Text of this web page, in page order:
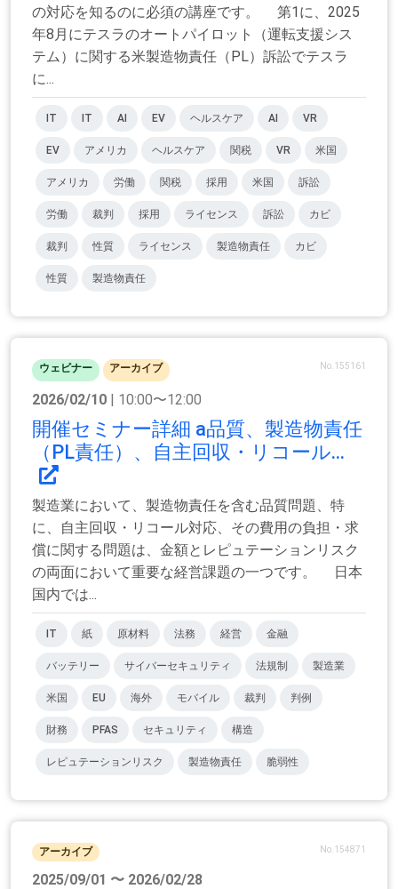
の対応を知るのに必須の講座です。 第1に、2025
年8月にテスラのオートパイロット（運転支援シス
テム）に関する米製造物責任（PL）訴訟でテスラ
に...
IT IT AI EV ヘルスケア AI VR
EV アメリカ ヘルスケア 関税 VR 米国
アメリカ 労働 関税 採用 米国 訴訟
労働 裁判 採用 ライセンス 訴訟 カビ
裁判 性質 ライセンス 製造物責任 カビ
性質 製造物責任
ウェビナー アーカイブ No.155161
2026/02/10 | 10:00〜12:00
開催セミナー詳細 a品質、製造物責任
（PL責任）、自主回収・リコール...
製造業において、製造物責任を含む品質問題、特
に、自主回収・リコール対応、その費用の負担・求
償に関する問題は、金額とレピュテーションリスク
の両面において重要な経営課題の一つです。 日本
国内では...
IT 紙 原材料 法務 経営 金融
バッテリー サイバーセキュリティ 法規制 製造業
米国 EU 海外 モバイル 裁判 判例
財務 PFAS セキュリティ 構造
レピュテーションリスク 製造物責任 脆弱性
アーカイブ No.154871
2025/09/01 〜 2026/02/28